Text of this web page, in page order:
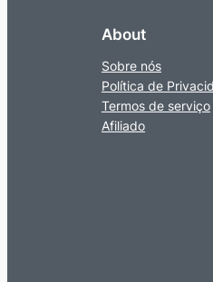
About
Sobre nós
Política de
Termos de serviço
Afiliado